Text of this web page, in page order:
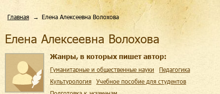
Главная Елена Алексеевна Волохова
Елена Алексеевна Волохова
Жанры, в которых пишет автор:
Гуманитарные и общественные науки
Педагогика
Культурология
Учебное пособие для студентов